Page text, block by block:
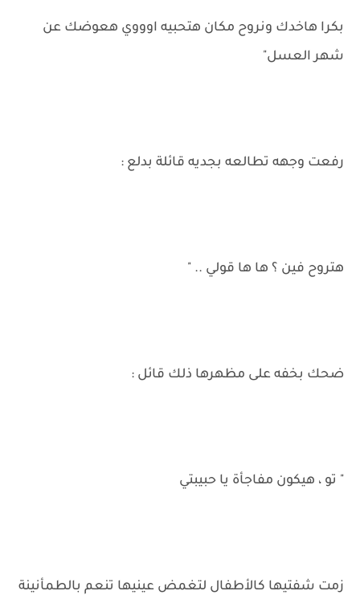
بكرا هاخدك ونروح مكان هتحبيه اوووي هعوضك عن
شهر العسل"
رفعت وجهه تطالعه بجديه قائلة بدلع :
هتروح فين ؟ ها ها قولي .. "
ضحك بخفه على مظهرها ذلك قائل :
" تو ، هيكون مفاجأة يا حبيبتي
زمت شفتيها كالأطفال لتغمض عينيها تنعم بالطمأنينة